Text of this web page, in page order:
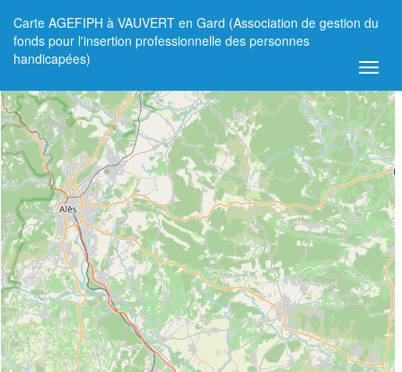
Carte AGEFIPH à VAUVERT en Gard (Association de gestion du
fonds pour l'insertion professionnelle des personnes
handicapées)
+
−